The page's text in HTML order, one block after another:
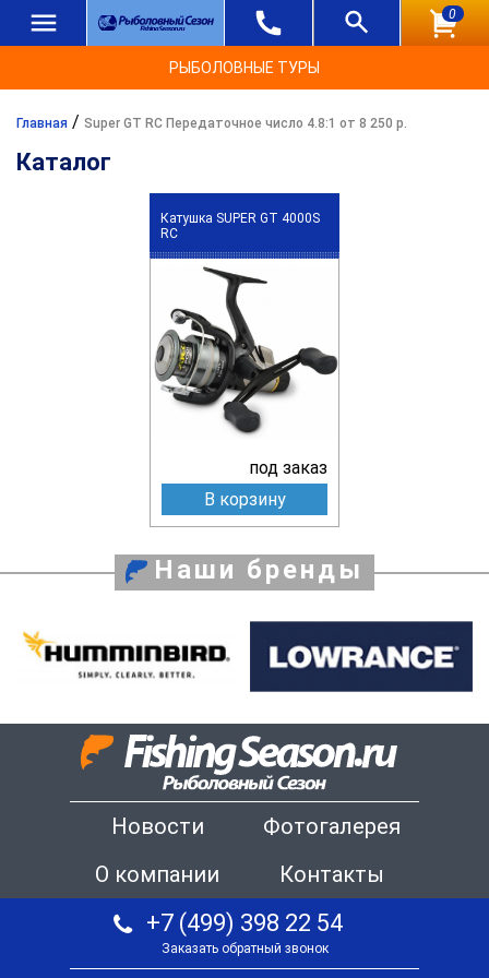
0
РЫБОЛОВНЫЕ ТУРЫ
Главная / Super GT RC Передаточное число 4.8:1 от 8 250 р.
Каталог
Катушка SUPER GT 4000S
RC
под заказ
В корзину
Наши бренды
Новости
Фотогалерея
О компании
Контакты
+7 (499) 398 22 54
Заказать обратный звонок